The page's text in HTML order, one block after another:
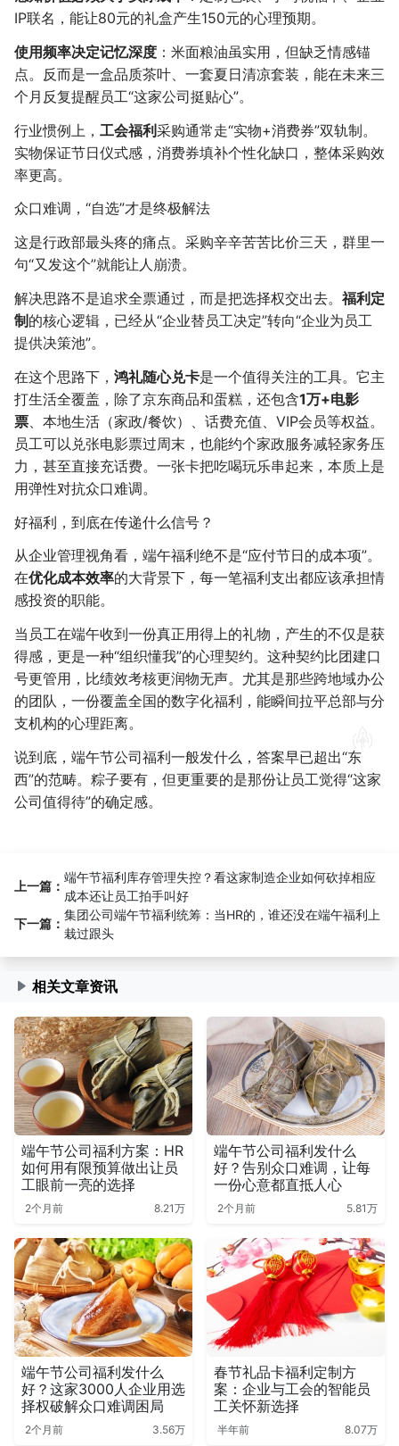
IP联名，能让80元的礼盒产生150元的心理预期。
使用频率决定记忆深度 ：米面粮油虽实用，但缺乏情感锚
点。反而是一盒品质茶叶、一套夏日清凉套装，能在未来三
个月反复提醒员工“这家公司挺贴心”。
行业惯例上， 工会福利采购通常走“实物+消费券”双轨制。
实物保证节日仪式感，消费券填补个性化缺口，整体采购效
率更高。
众口难调，“自选”才是终极解法
这是行政部最头疼的痛点。采购辛辛苦苦比价三天，群里一
句“又发这个”就能让人崩溃。
解决思路不是追求全票通过，而是把选择权交出去。 福利定
制 的核心逻辑，已经从“企业替员工决定”转向“企业为员工
提供决策池”。
在这个思路下， 鸿礼随心兑卡是一个值得关注的工具。它主
打生活全覆盖，除了京东商品和蛋糕，还包含1万+电影
票 、本地生活（家政/餐饮）、话费充值、VIP会员等权益。
员工可以兑张电影票过周末，也能约个家政服务减轻家务压
力，甚至直接充话费。一张卡把吃喝玩乐串起来，本质上是
用弹性对抗众口难调。
好福利，到底在传递什么信号？
从企业管理视角看，端午福利绝不是“应付节日的成本项”。
在优化成本效率的大背景下，每一笔福利支出都应该承担情
感投资的职能。
当员工在端午收到一份真正用得上的礼物，产生的不仅是获
得感，更是一种“组织懂我”的心理契约。这种契约比团建口
号更管用，比绩效考核更润物无声。尤其是那些跨地域办公
的团队，一份覆盖全国的数字化福利，能瞬间拉平总部与分
支机构的心理距离。
说到底，端午节公司福利一般发什么，答案早已超出“东
西”的范畴。粽子要有，但更重要的是那份让员工觉得“这家
公司值得待”的确定感。
上一篇：
端午节福利库存管理失控？看这家制造企业如何砍掉相应
成本还让员工拍手叫好
下一篇：
集团公司端午节福利统筹：当HR的，谁还没在端午福利上
栽过跟头
相关文章资讯
端午节公司福利方案：HR
如何用有限预算做出让员
工眼前一亮的选择
2个月前 8.21万
端午节公司福利发什么
好？告别众口难调，让每
一份心意都直抵人心
2个月前 5.81万
端午节公司福利发什么
好？这家3000人企业用选
择权破解众口难调困局
2个月前 3.56万
春节礼品卡福利定制方
案：企业与工会的智能员
工关怀新选择
半年前 8.07万